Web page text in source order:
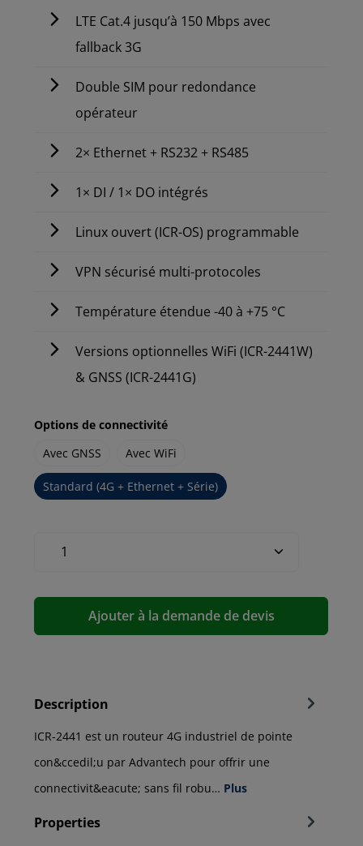
LTE Cat.4 jusqu’à 150 Mbps avec
fallback 3G
Double SIM pour redondance
opérateur
2× Ethernet + RS232 + RS485
1× DI / 1× DO intégrés
Linux ouvert (ICR-OS) programmable
VPN sécurisé multi-protocoles
Température étendue -40 à +75 °C
Versions optionnelles WiFi (ICR-2441W)
& GNSS (ICR-2441G)
Options de connectivité
Avec GNSS
Avec WiFi
Standard (4G + Ethernet + Série)
Ajouter à la demande de devis
Description
ICR-2441 est un routeur 4G industriel de pointe
con&ccedil;u par Advantech pour offrir une
connectivit&eacute; sans fil robu… Plus
Properties